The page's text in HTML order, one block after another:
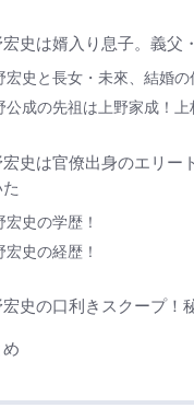
史は婿入り息子。義父
宏史と長女・未來、結婚
公成の先祖は上野家成！
宏史は官僚出身のエリ
宏史の学歴！
宏史の経歴！
史の口利きスクープ！
め